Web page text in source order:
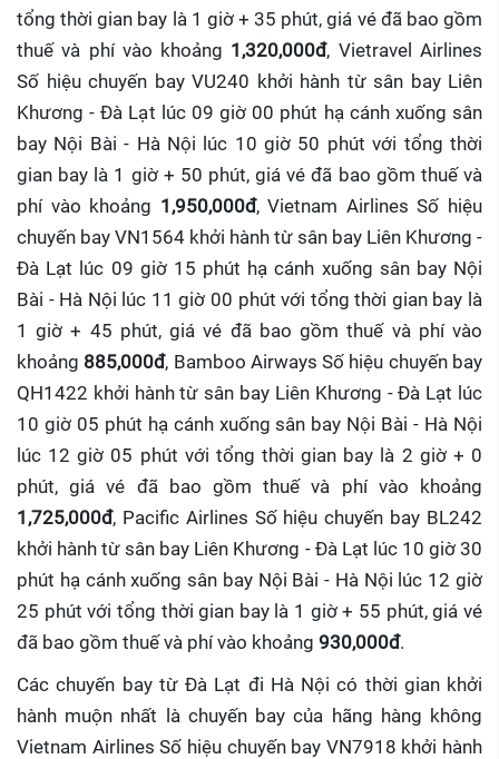
tổng thời gian bay là 1 giờ + 35 phút, giá vé đã bao gồm
thuế và phí vào khoảng 1,320,000đ, Vietravel Airlines
Số hiệu chuyến bay VU240 khởi hành từ sân bay Liên
Khương - Đà Lạt lúc 09 giờ 00 phút hạ cánh xuống sân
bay Nội Bài - Hà Nội lúc 10 giờ 50 phút với tổng thời
gian bay là 1 giờ + 50 phút, giá vé đã bao gồm thuế và
phí vào khoảng 1,950,000đ, Vietnam Airlines Số hiệu
chuyến bay VN1564 khởi hành từ sân bay Liên Khương -
Đà Lạt lúc 09 giờ 15 phút hạ cánh xuống sân bay Nội
Bài - Hà Nội lúc 11 giờ 00 phút với tổng thời gian bay là
1 giờ + 45 phút, giá vé đã bao gồm thuế và phí vào
khoảng 885,000đ, Bamboo Airways Số hiệu chuyến bay
QH1422 khởi hành từ sân bay Liên Khương - Đà Lạt lúc
10 giờ 05 phút hạ cánh xuống sân bay Nội Bài - Hà Nội
lúc 12 giờ 05 phút với tổng thời gian bay là 2 giờ + 0
phút, giá vé đã bao gồm thuế và phí vào khoảng
1,725,000đ, Pacific Airlines Số hiệu chuyến bay BL242
khởi hành từ sân bay Liên Khương - Đà Lạt lúc 10 giờ 30
phút hạ cánh xuống sân bay Nội Bài - Hà Nội lúc 12 giờ
25 phút với tổng thời gian bay là 1 giờ + 55 phút, giá vé
đã bao gồm thuế và phí vào khoảng 930,000đ.
Các chuyến bay từ Đà Lạt đi Hà Nội có thời gian khởi
hành muộn nhất là chuyến bay của hãng hàng không
Vietnam Airlines Số hiệu chuyến bay VN7918 khởi hành